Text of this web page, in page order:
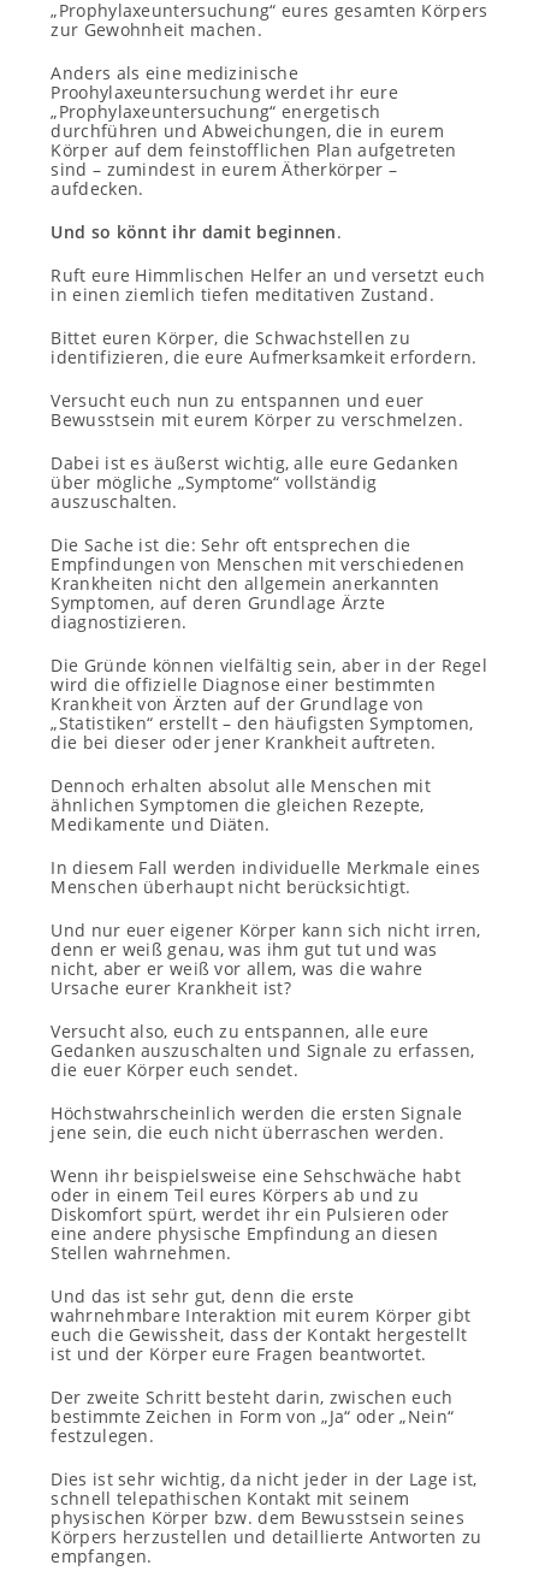
„Prophylaxeuntersuchung“ eures gesamten Körpers
zur Gewohnheit machen.
Anders als eine medizinische
Proohylaxeuntersuchung werdet ihr eure
„Prophylaxeuntersuchung“ energetisch
durchführen und Abweichungen, die in eurem
Körper auf dem feinstofflichen Plan aufgetreten
sind – zumindest in eurem Ätherkörper –
aufdecken.
Und so könnt ihr damit beginnen.
Ruft eure Himmlischen Helfer an und versetzt euch
in einen ziemlich tiefen meditativen Zustand.
Bittet euren Körper, die Schwachstellen zu
identifizieren, die eure Aufmerksamkeit erfordern.
Versucht euch nun zu entspannen und euer
Bewusstsein mit eurem Körper zu verschmelzen.
Dabei ist es äußerst wichtig, alle eure Gedanken
über mögliche „Symptome“ vollständig
auszuschalten.
Die Sache ist die: Sehr oft entsprechen die
Empfindungen von Menschen mit verschiedenen
Krankheiten nicht den allgemein anerkannten
Symptomen, auf deren Grundlage Ärzte
diagnostizieren.
Die Gründe können vielfältig sein, aber in der Regel
wird die offizielle Diagnose einer bestimmten
Krankheit von Ärzten auf der Grundlage von
„Statistiken“ erstellt – den häufigsten Symptomen,
die bei dieser oder jener Krankheit auftreten.
Dennoch erhalten absolut alle Menschen mit
ähnlichen Symptomen die gleichen Rezepte,
Medikamente und Diäten.
In diesem Fall werden individuelle Merkmale eines
Menschen überhaupt nicht berücksichtigt.
Und nur euer eigener Körper kann sich nicht irren,
denn er weiß genau, was ihm gut tut und was
nicht, aber er weiß vor allem, was die wahre
Ursache eurer Krankheit ist?
Versucht also, euch zu entspannen, alle eure
Gedanken auszuschalten und Signale zu erfassen,
die euer Körper euch sendet.
Höchstwahrscheinlich werden die ersten Signale
jene sein, die euch nicht überraschen werden.
Wenn ihr beispielsweise eine Sehschwäche habt
oder in einem Teil eures Körpers ab und zu
Diskomfort spürt, werdet ihr ein Pulsieren oder
eine andere physische Empfindung an diesen
Stellen wahrnehmen.
Und das ist sehr gut, denn die erste
wahrnehmbare Interaktion mit eurem Körper gibt
euch die Gewissheit, dass der Kontakt hergestellt
ist und der Körper eure Fragen beantwortet.
Der zweite Schritt besteht darin, zwischen euch
bestimmte Zeichen in Form von „Ja“ oder „Nein“
festzulegen.
Dies ist sehr wichtig, da nicht jeder in der Lage ist,
schnell telepathischen Kontakt mit seinem
physischen Körper bzw. dem Bewusstsein seines
Körpers herzustellen und detaillierte Antworten zu
empfangen.